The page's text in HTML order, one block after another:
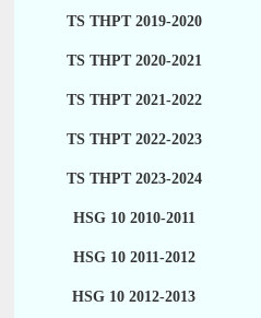
TS THPT 2019-2020
TS THPT 2020-2021
TS THPT 2021-2022
TS THPT 2022-2023
TS THPT 2023-2024
HSG 10 2010-2011
HSG 10 2011-2012
HSG 10 2012-2013